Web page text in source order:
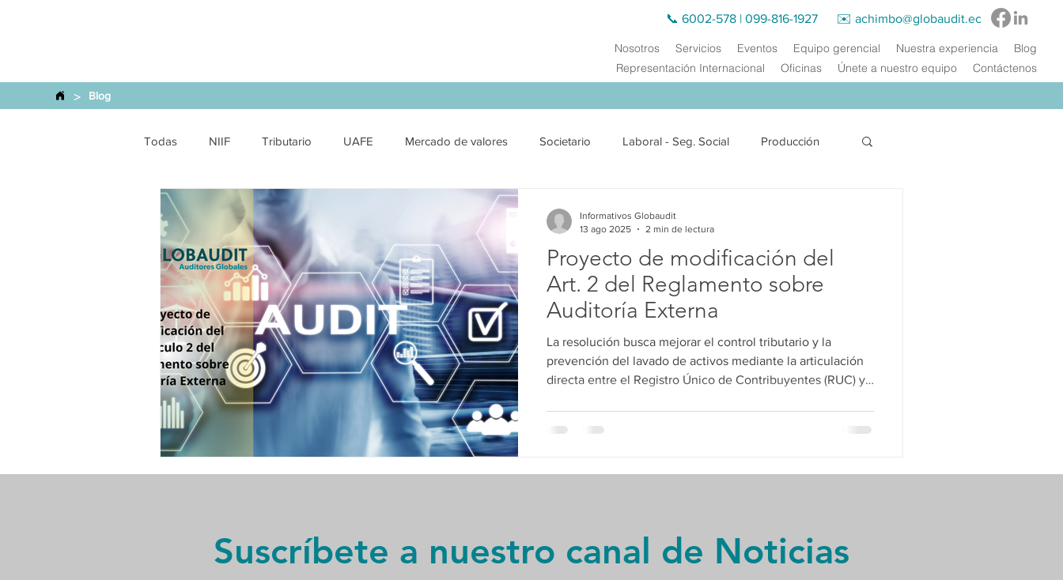
📞 6002-578 | 099-816-1927‬ ✉️ achimbo@globaudit.ec
Nosotros Servicios Eventos Equipo gerencial Nuestra experiencia
Blog
Representación Internacional
Oficinas Únete a nuestro equipo Contáctenos
> Blog
Todas NIIF Tributario UAFE Mercado de valores Societario Laboral - Seg. Social Producción
Financiero y SEPS Medio Ambiente
Energética SCVS Financiero Precios de Transferencia Auditoría Externa Capacitación
Proyecto de modificación del
Art. 2 del Reglamento sobre
Auditoría Externa
La resolución busca mejorar el control tributario y la
prevención del lavado de activos mediante la articulación
directa entre el Registro Único de Contribuyentes (RUC) y
Informativos Globaudit
13 ago 2025
2 min de lectura
Suscríbete a nuestro canal de Noticias